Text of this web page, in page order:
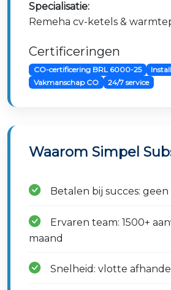
Specialisatie:
Remeha cv-ketels &
Certificeringen
CO-certificering BRL 6000-25
Vakmanschap CO
24/7 service
Waarom Simpel
Betalen bij succes: geen
Ervaren team: 1500+
maand
Snelheid: vlotte